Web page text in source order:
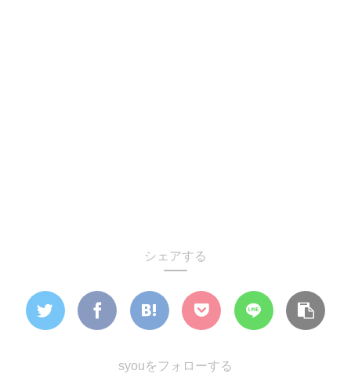
シェアする
syouをフォローする